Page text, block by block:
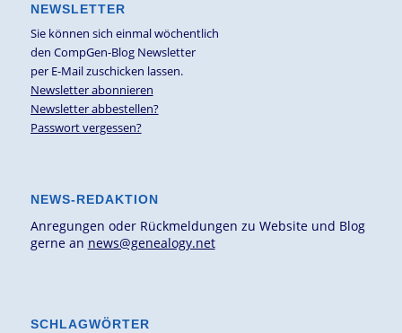
NEWSLETTER
Sie können sich einmal wöchentlich
den CompGen-Blog Newsletter
per E-Mail zuschicken lassen.
Newsletter abonnieren
Newsletter abbestellen?
Passwort vergessen?
NEWS-REDAKTION
Anregungen oder Rückmeldungen zu Website und Blog
gerne an news@genealogy.net
SCHLAGWÖRTER